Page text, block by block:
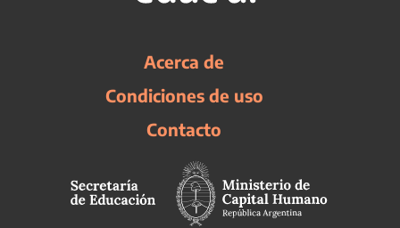
Acerca de
Condiciones de uso
Contacto